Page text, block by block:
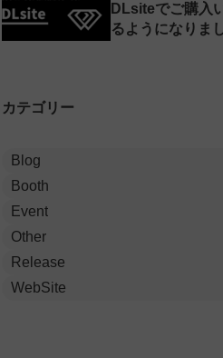
DLsiteでご購入
るようになりま
カテゴリー
Blog
Booth
Event
Other
Release
WebSite